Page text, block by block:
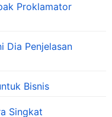
Proklamator
Dia Penjelasan
Bisnis
Singkat